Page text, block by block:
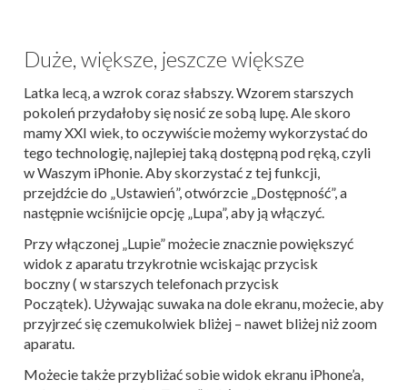
Duże, większe, jeszcze większe
Latka lecą, a wzrok coraz słabszy. Wzorem starszych
pokoleń przydałoby się nosić ze sobą lupę. Ale skoro
mamy XXI wiek, to oczywiście możemy wykorzystać do
tego technologię, najlepiej taką dostępną pod ręką, czyli
w Waszym iPhonie. Aby skorzystać z tej funkcji,
przejdźcie do „Ustawień”, otwórzcie „Dostępność”, a
następnie wciśnijcie opcję „Lupa”, aby ją włączyć.
Przy włączonej „Lupie” możecie znacznie powiększyć
widok z aparatu trzykrotnie wciskając przycisk
boczny ( w starszych telefonach przycisk
Początek). Używając suwaka na dole ekranu, możecie, aby
przyjrzeć się czemukolwiek bliżej – nawet bliżej niż zoom
aparatu.
Możecie także przybliżać sobie widok ekranu iPhone’a,